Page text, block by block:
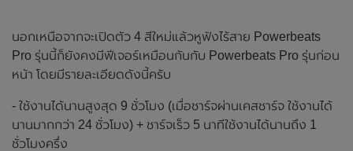
นอกเหนือจากจะเปิดตัว 4 สีใหม่แล้วหูฟังไร้สาย Powerbeats
Pro รุ่นนี้ก็ยังคงมีฟีเจอร์เหมือนกันกับ Powerbeats Pro รุ่นก่อน
หน้า โดยมีรายละเอียดดังนี้ครับ
- ใช้งานได้นานสูงสุด 9 ชั่วโมง (เมื่อชาร์จผ่านเคสชาร์จ ใช้งานได้
นานมากกว่า 24 ชั่วโมง) + ชาร์จเร็ว 5 นาทีใช้งานได้นานถึง 1
ชั่วโมงครึ่ง